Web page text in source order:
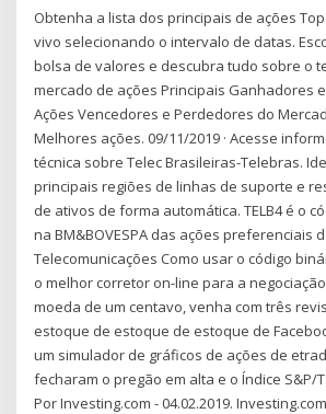
Obtenha a lista dos principais de ações
vivo selecionando o intervalo de datas.
bolsa de valores e descubra tudo sobre o
mercado de ações Principais Ganhadores
Ações Vencedores e Perdedores do
Melhores ações. 09/11/2019 · Acesse
técnica sobre Telec Brasileiras-Telebras.
principais regiões de linhas de suporte e
de ativos de forma automática. TELB4 é o
na BM&BOVESPA das ações preferenciais
Telecomunicações Como usar o código
o melhor corretor on-line para a
moeda de um centavo, venha com três
estoque de estoque de estoque de
um simulador de gráficos de ações de
fecharam o pregão em alta e o Índice S&P/
Por Investing.com - 04.02.2019.